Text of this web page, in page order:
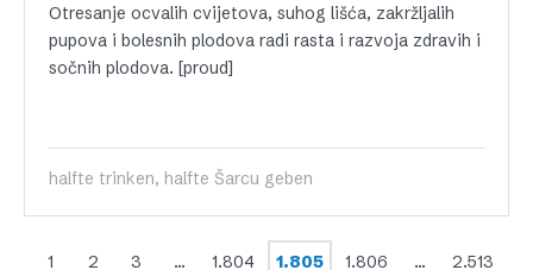
Otresanje ocvalih cvijetova, suhog lišća, zakržljalih
pupova i bolesnih plodova radi rasta i razvoja zdravih i
sočnih plodova. [proud]
halfte trinken, halfte Šarcu geben
1 2 3 … 1.804 1.805 1.806 …
2.513